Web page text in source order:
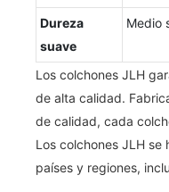
Dureza
suave
Medio
Los colchones JLH
de alta calidad.
de calidad, cada
Los colchones JLH se
países y regiones,